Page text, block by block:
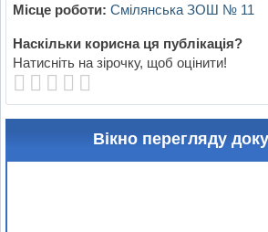
Місце роботи: Смілянська ЗОШ № 11
Наскільки корисна ця публікація?
Натисніть на зірочку, щоб оцінити!
Вікно перегляду